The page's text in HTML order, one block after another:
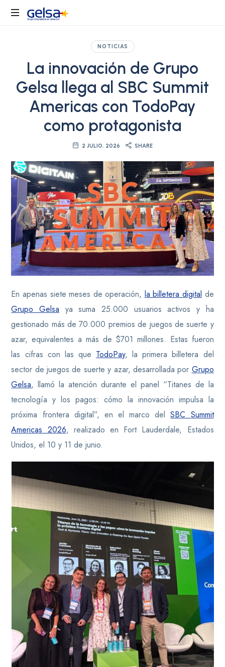
Gelsa
empresarial
líder
en
servicios
transaccionales
NOTICIAS
La innovación de Grupo
Gelsa llega al SBC Summit
Americas con TodoPay
como protagonista
2 JULIO, 2026 SHARE
En apenas siete meses de operación, la billetera digital de
Grupo Gelsa ya suma 25.000 usuarios activos y ha
gestionado más de 70.000 premios de juegos de suerte y
azar, equivalentes a más de $701 millones. Estas fueron
las cifras con las que TodoPay, la primera billetera del
sector de juegos de suerte y azar, desarrollada por Grupo
Gelsa, llamó la atención durante el panel “Titanes de la
tecnología y los pagos: cómo la innovación impulsa la
próxima frontera digital”, en el marco delSBC Summit
Americas 2026, realizado en Fort Lauderdale, Estados
Unidos, el 10 y 11 de junio.